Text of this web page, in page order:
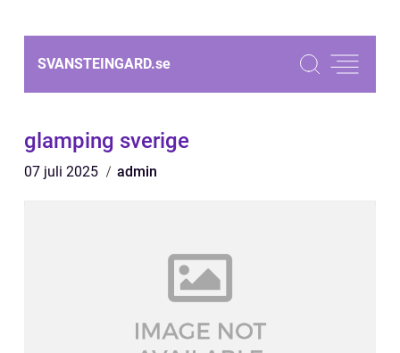
SVANSTEINGARD.se
glamping sverige
07 juli 2025 admin